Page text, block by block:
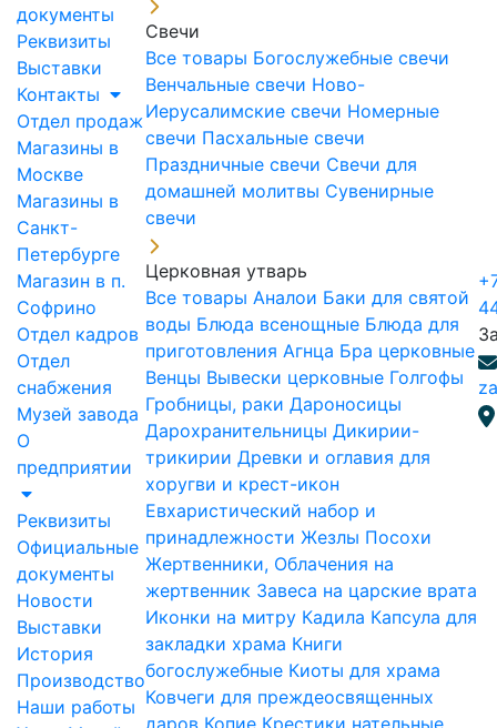
документы
Реквизиты
Выставки
Контакты
Отдел продаж
Магазины в
Москве
Магазины в
Санкт-
Петербурге
Магазин в п.
Софрино
Отдел кадров
Отдел
снабжения
Музей завода
О
предприятии
Реквизиты
Официальные
документы
Новости
Выставки
История
Производство
Наши работы
Свечи
Все товары Богослужебные свечи
Венчальные свечи Ново-
Иерусалимские свечи Номерные
свечи Пасхальные свечи
Праздничные свечи Свечи для
домашней молитвы Сувенирные
свечи
Церковная утварь
Все товары Аналои Баки для святой
воды Блюда всенощные Блюда для
приготовления Агнца Бра церковные
Венцы Вывески церковные Голгофы
Гробницы, раки Дароносицы
Дарохранительницы Дикирии-
трикирии Древки и оглавия для
хоругви и крест-икон
Евхаристический набор и
принадлежности Жезлы Посохи
Жертвенники, Облачения на
жертвенник Завеса на царские врата
Иконки на митру Кадила Капсула для
закладки храма Книги
богослужебные Киоты для храма
Ковчеги для преждеосвященных
даров Копие Крестики нательные